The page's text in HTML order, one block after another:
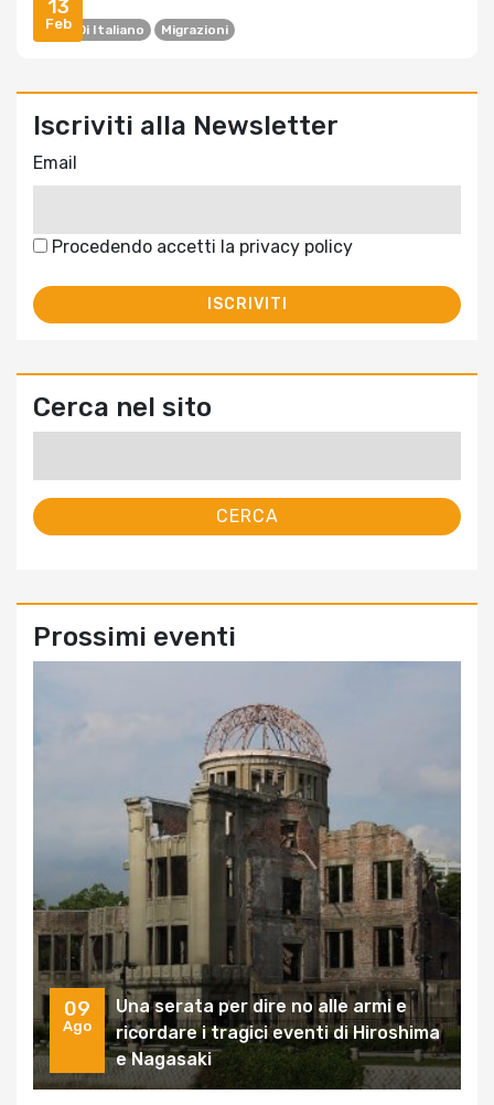
13
Feb
Corsi Di Italiano Migrazioni
Iscriviti alla Newsletter
Email
Procedendo accetti la privacy policy
Cerca nel sito
Prossimi eventi
09
Ago
Una serata per dire no alle armi e
ricordare i tragici eventi di Hiroshima
e Nagasaki